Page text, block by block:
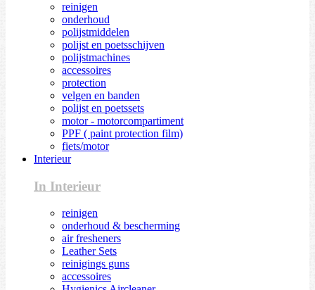
reinigen
onderhoud
polijstmiddelen
polijst en poetsschijven
polijstmachines
accessoires
protection
velgen en banden
polijst en poetssets
motor - motorcompartiment
PPF ( paint protection film)
fiets/motor
Interieur
In Interieur
reinigen
onderhoud & bescherming
air fresheners
Leather Sets
reinigings guns
accessoires